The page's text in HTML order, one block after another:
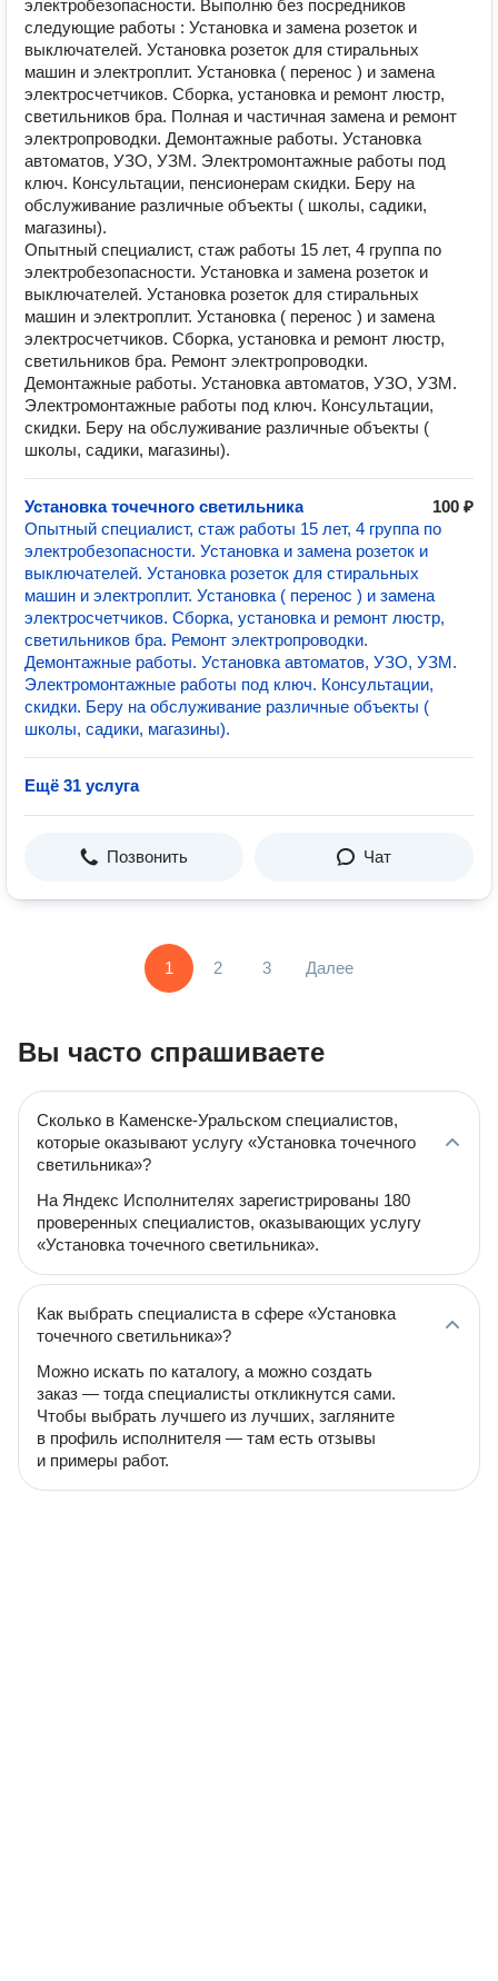
электробезопасности. Выполню без посредников
следующие работы : Установка и замена розеток и
выключателей. Установка розеток для стиральных
машин и электроплит. Установка ( перенос ) и замена
электросчетчиков. Сборка, установка и ремонт люстр,
светильников бра. Полная и частичная замена и ремонт
электропроводки. Демонтажные работы. Установка
автоматов, УЗО, УЗМ. Электромонтажные работы под
ключ. Консультации, пенсионерам скидки. Беру на
обслуживание различные объекты ( школы, садики,
магазины).
Опытный специалист, стаж работы 15 лет, 4 группа по
электробезопасности. Установка и замена розеток и
выключателей. Установка розеток для стиральных
машин и электроплит. Установка ( перенос ) и замена
электросчетчиков. Сборка, установка и ремонт люстр,
светильников бра. Ремонт электропроводки.
Демонтажные работы. Установка автоматов, УЗО, УЗМ.
Электромонтажные работы под ключ. Консультации,
скидки. Беру на обслуживание различные объекты (
школы, садики, магазины).
Установка точечного светильника
100 ₽
Опытный специалист, стаж работы 15 лет, 4 группа по
электробезопасности. Установка и замена розеток и
выключателей. Установка розеток для стиральных
машин и электроплит. Установка ( перенос ) и замена
электросчетчиков. Сборка, установка и ремонт люстр,
светильников бра. Ремонт электропроводки.
Демонтажные работы. Установка автоматов, УЗО, УЗМ.
Электромонтажные работы под ключ. Консультации,
скидки. Беру на обслуживание различные объекты (
школы, садики, магазины).
Ещё 31 услуга
Позвонить Чат
1 2 3 Далее
Вы часто спрашиваете
Сколько в Каменске-Уральском специалистов,
которые оказывают услугу «Установка точечного
светильника»?
На Яндекс Исполнителях зарегистрированы 180
проверенных специалистов, оказывающих услугу
«Установка точечного светильника».
Как выбрать специалиста в сфере «Установка
точечного светильника»?
Можно искать по каталогу, а можно создать
заказ — тогда специалисты откликнутся сами.
Чтобы выбрать лучшего из лучших, загляните
в профиль исполнителя — там есть отзывы
и примеры работ.